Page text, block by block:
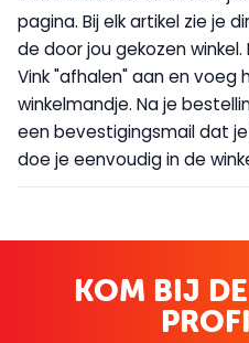
pagina. Bij elk artikel zie je
de door jou gekozen
Vink "afhalen" aan en voeg
winkelmandje. Na je
een bevestigingsmail dat
doe je eenvoudig in de
KOM BIJ